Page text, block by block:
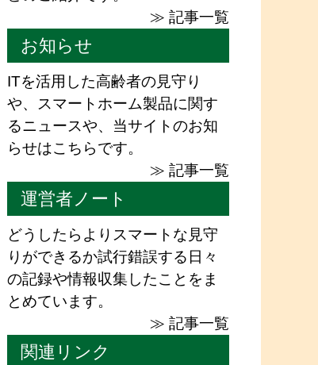
≫ 記事一覧
お知らせ
ITを活用した高齢者の見守り
や、スマートホーム製品に関す
るニュースや、当サイトのお知
らせはこちらです。
≫ 記事一覧
運営者ノート
どうしたらよりスマートな見守
りができるか試行錯誤する日々
の記録や情報収集したことをま
とめています。
≫ 記事一覧
関連リンク